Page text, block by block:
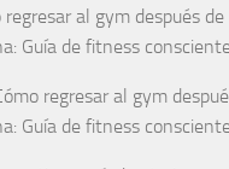
regresar al gym después
Guía de fitness
regresar al gym
Guía de fitness